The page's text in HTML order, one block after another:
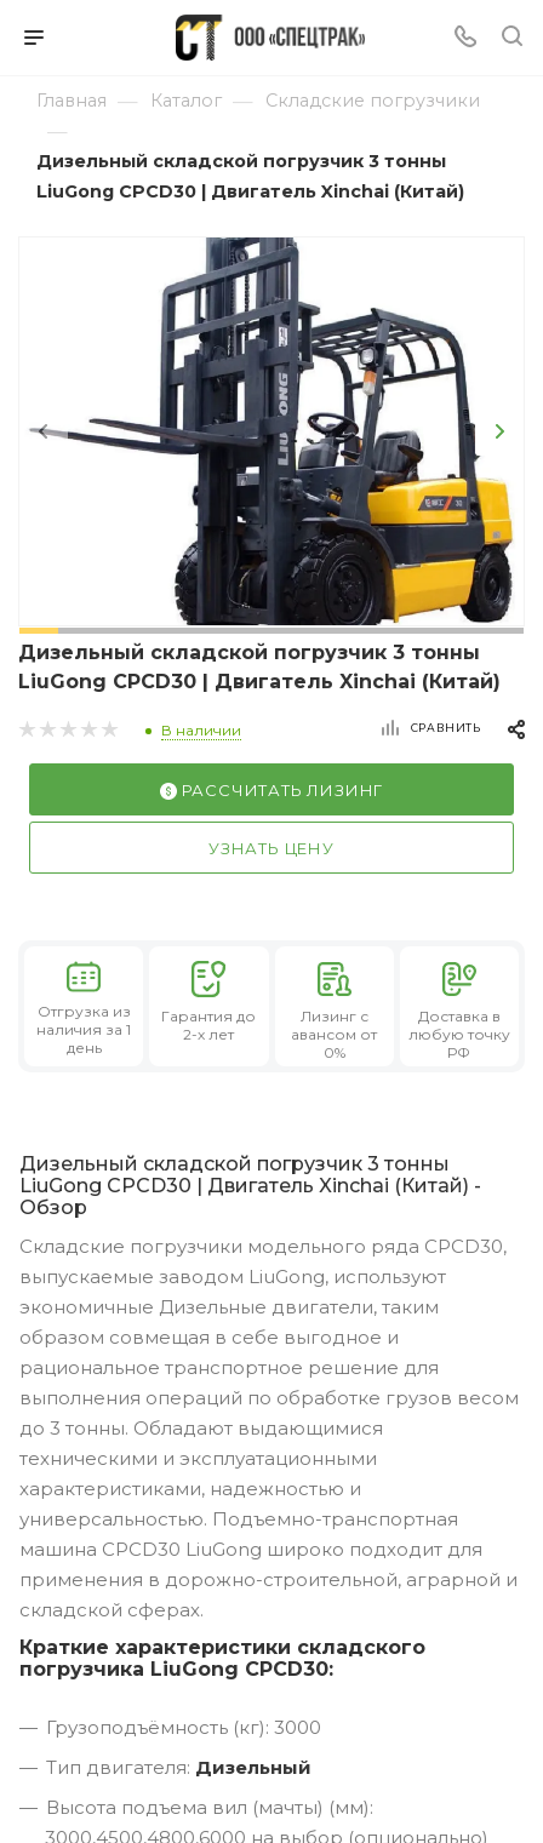
Главная — Каталог — Складские погрузчики
—
Дизельный складской погрузчик 3 тонны
LiuGong CPCD30 | Двигатель Xinchai (Китай)
Дизельный складской погрузчик 3 тонны
LiuGong CPCD30 | Двигатель Xinchai (Китай)
В наличии СРАВНИТЬ
РАССЧИТАТЬ ЛИЗИНГ
УЗНАТЬ ЦЕНУ
Отгрузка из
наличия за 1
день
Гарантия до
2-х лет
Лизингс
авансом от
0%
Доставка в
любую точку
РФ
Дизельный складской погрузчик 3 тонны
LiuGong CPCD30 | Двигатель Xinchai (Китай) -
Обзор
Складские погрузчики модельного ряда CPCD30,
выпускаемые заводом LiuGong, используют
экономичные Дизельные двигатели, таким
образом совмещая в себе выгодное и
рациональное транспортное решение для
выполнения операций по обработке грузов весом
до 3 тонны. Обладают выдающимися
техническими и эксплуатационными
характеристиками, надежностью и
универсальностью. Подъемно-транспортная
машина CPCD30 LiuGong широко подходит для
применения в дорожно-строительной, аграрной и
складской сферах.
Краткие характеристики складского
погрузчика LiuGong CPCD30:
Грузоподъёмность (кг): 3000
Тип двигателя: Дизельный
Высота подъема вил (мачты) (мм):
3000,4500,4800,6000 на выбор (опционально)